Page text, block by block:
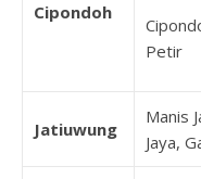
Cipondoh
Petir
Jatiuwung
Manis
Jaya,